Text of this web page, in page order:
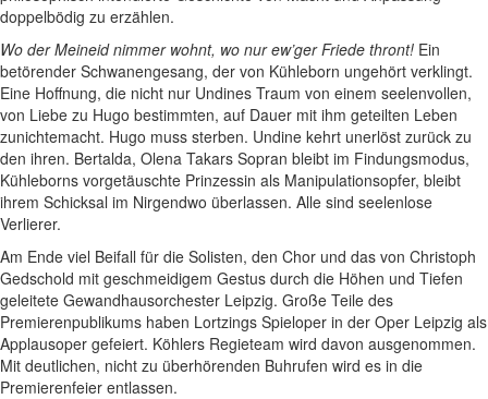
doppelbödig zu erzählen.
Wo der Meineid nimmer wohnt, wo nur ew’ger Friede thront! Ein
betörender Schwanengesang, der von Kühleborn ungehört verklingt.
Eine Hoffnung, die nicht nur Undines Traum von einem seelenvollen,
von Liebe zu Hugo bestimmten, auf Dauer mit ihm geteilten Leben
zunichtemacht. Hugo muss sterben. Undine kehrt unerlöst zurück zu
den ihren. Bertalda, Olena Takars Sopran bleibt im Findungsmodus,
Kühleborns vorgetäuschte Prinzessin als Manipulationsopfer, bleibt
ihrem Schicksal im Nirgendwo überlassen. Alle sind seelenlose
Verlierer.
Am Ende viel Beifall für die Solisten, den Chor und das von Christoph
Gedschold mit geschmeidigem Gestus durch die Höhen und Tiefen
geleitete Gewandhausorchester Leipzig. Große Teile des
Premierenpublikums haben Lortzings Spieloper in der Oper Leipzig als
Applausoper gefeiert. Köhlers Regieteam wird davon ausgenommen.
Mit deutlichen, nicht zu überhörenden Buhrufen wird es in die
Premierenfeier entlassen.